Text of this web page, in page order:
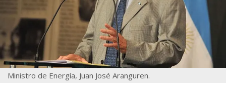
Ministro de Energía, Juan José Aranguren.